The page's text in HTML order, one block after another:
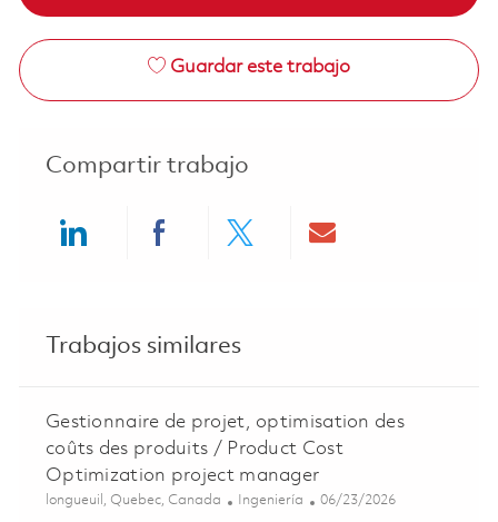
Guardar este trabajo
Compartir trabajo
Trabajos similares
Gestionnaire de projet, optimisation des
coûts des produits / Product Cost
Optimization project manager
Ubicación
longueuil, Quebec, Canada Categoría
Ingeniería Posted Date
06/23/2026